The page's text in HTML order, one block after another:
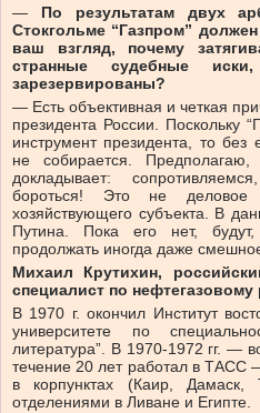
— По результатам двух
Стокгольме “Газпром”
ваш взгляд, почему
странные судебные
зарезервированы?
— Есть объективная и четкая
президента России. Поскольку
инструмент президента, то без
не собирается. Предполагаю,
докладывает:
бороться! Это не деловое
хозяйствующего субъекта. В
Путина. Пока его нет,
продолжать иногда даже
Михаил Крутихин,
специалист по
В 1970 г. окончил Институт
университете по
литература”. В 1970-1972 гг. —
течение 20 лет работал в ТАСС
в корпунктах (Каир, Дамаск,
отделениями в Ливане и Египте.